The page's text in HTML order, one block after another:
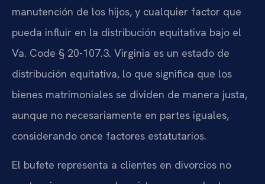
manutención de los hijos, y cualquier factor que
pueda influir en la distribución equitativa bajo el
Va. Code § 20-107.3. Virginia es un estado de
distribución equitativa, lo que significa que los
bienes matrimoniales se dividen de manera justa,
aunque no necesariamente en partes iguales,
considerando once factores estatutarios.
El bufete representa a clientes en divorcios no